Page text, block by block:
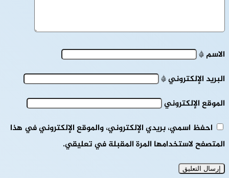
الاسم*
البريد الإلكتروني*
الموقع الإلكتروني
احفظ اسمي، بريدي الإلكتروني، والموقع الإلكتروني في هذا
المتصفح لاستخدامها المرة المقبلة في تعليقي.